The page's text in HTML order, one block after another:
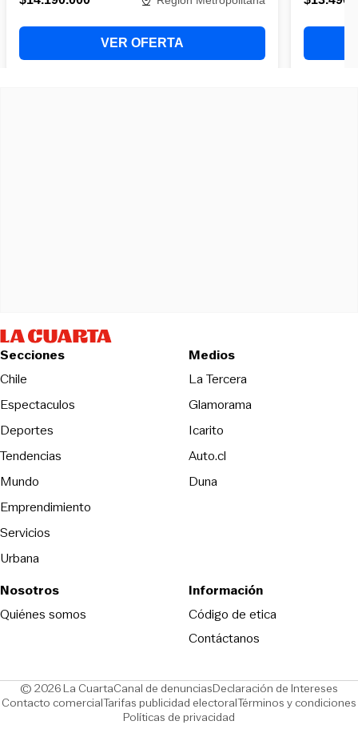
Secciones
Chile
Espectaculos
Deportes
Tendencias
Mundo
Emprendimiento
Servicios
Urbana
Medios
La TerceraOpens in new
Glamorama
Icarito
Auto.cl
DunaOpens in new window
Nosotros
Quiénes somos
Información
Código de eticaOpens in new
Contáctanos
© 2026 La CuartaCanal de denunciasOpens in new window
Declaración de Intereses
Contacto comercialOpens in new window
Tarifas publicidad electoralOpens in new window
Términos y condiciones
Políticas de privacidad